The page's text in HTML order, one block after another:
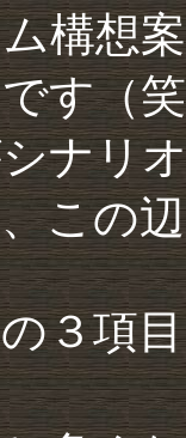
構想
す（
ナリ
この
３項